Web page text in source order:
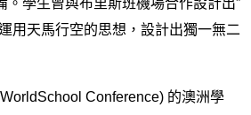
學生曾與布里斯班機場合作設計出”
用天馬行空的思想，設計出獨一無二
Conference) 的澳洲學